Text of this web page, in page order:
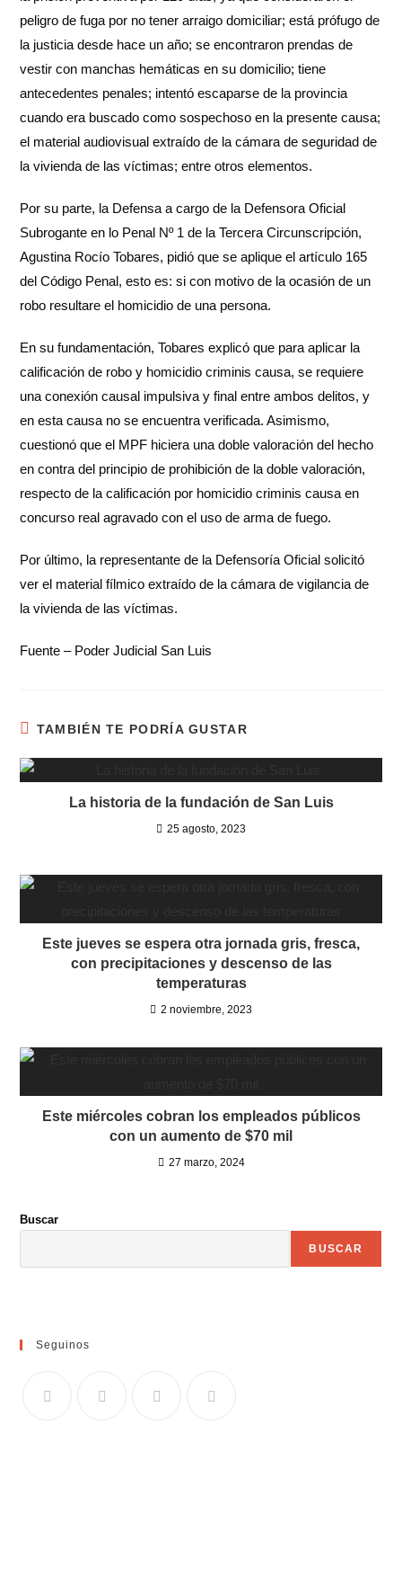
peligro de fuga por no tener arraigo domiciliar; está prófugo de
la justicia desde hace un año; se encontraron prendas de
vestir con manchas hemáticas en su domicilio; tiene
antecedentes penales; intentó escaparse de la provincia
cuando era buscado como sospechoso en la presente causa;
el material audiovisual extraído de la cámara de seguridad de
la vivienda de las víctimas; entre otros elementos.
Por su parte, la Defensa a cargo de la Defensora Oficial
Subrogante en lo Penal Nº 1 de la Tercera Circunscripción,
Agustina Rocío Tobares, pidió que se aplique el artículo 165
del Código Penal, esto es: si con motivo de la ocasión de un
robo resultare el homicidio de una persona.
En su fundamentación, Tobares explicó que para aplicar la
calificación de robo y homicidio criminis causa, se requiere
una conexión causal impulsiva y final entre ambos delitos, y
en esta causa no se encuentra verificada. Asimismo,
cuestionó que el MPF hiciera una doble valoración del hecho
en contra del principio de prohibición de la doble valoración,
respecto de la calificación por homicidio criminis causa en
concurso real agravado con el uso de arma de fuego.
Por último, la representante de la Defensoría Oficial solicitó
ver el material fílmico extraído de la cámara de vigilancia de
la vivienda de las víctimas.
Fuente – Poder Judicial San Luis
TAMBIÉN TE PODRÍA GUSTAR
La historia de la fundación de San Luis
25 agosto, 2023
Este jueves se espera otra jornada gris, fresca,
con precipitaciones y descenso de las
temperaturas
2 noviembre, 2023
Este miércoles cobran los empleados públicos
con un aumento de $70 mil
27 marzo, 2024
Buscar
BUSCAR
Seguinos